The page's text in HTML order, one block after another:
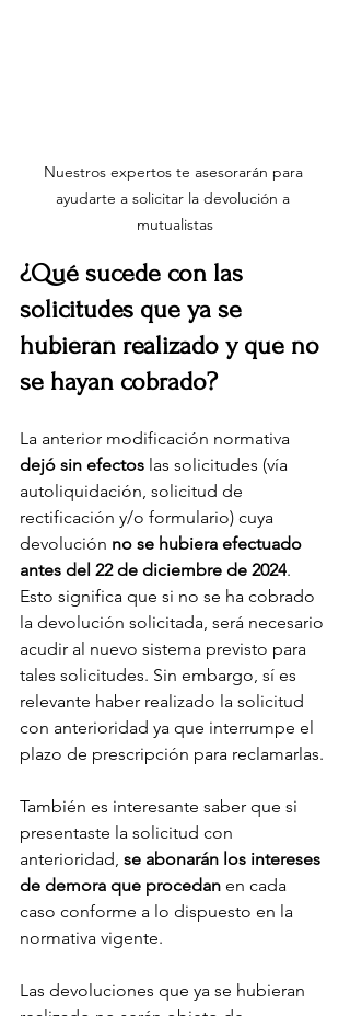
Nuestros expertos te asesorarán para
ayudarte a solicitar la devolución a
mutualistas
¿Qué sucede con las
solicitudes que ya se
hubieran realizado y que no
se hayan cobrado?
La anterior modificación normativa
dejó sin efectos las solicitudes (vía
autoliquidación, solicitud de
rectificación y/o formulario) cuya
devolución no se hubiera efectuado
antes del 22 de diciembre de 2024.
Esto significa que si no se ha cobrado
la devolución solicitada, será necesario
acudir al nuevo sistema previsto para
tales solicitudes. Sin embargo, sí es
relevante haber realizado la solicitud
con anterioridad ya que interrumpe el
plazo de prescripción para reclamarlas.
También es interesante saber que si
presentaste la solicitud con
anterioridad, se abonarán los intereses
de demora que procedan en cada
caso conforme a lo dispuesto en la
normativa vigente.
Las devoluciones que ya se hubieran